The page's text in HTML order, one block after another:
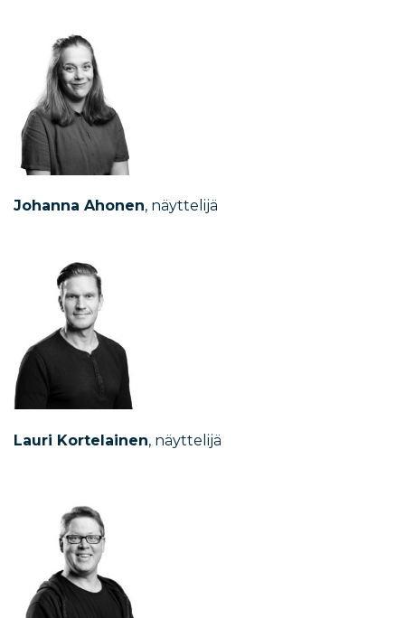
Johanna Ahonen, näyttelijä
Lauri Kortelainen, näyttelijä